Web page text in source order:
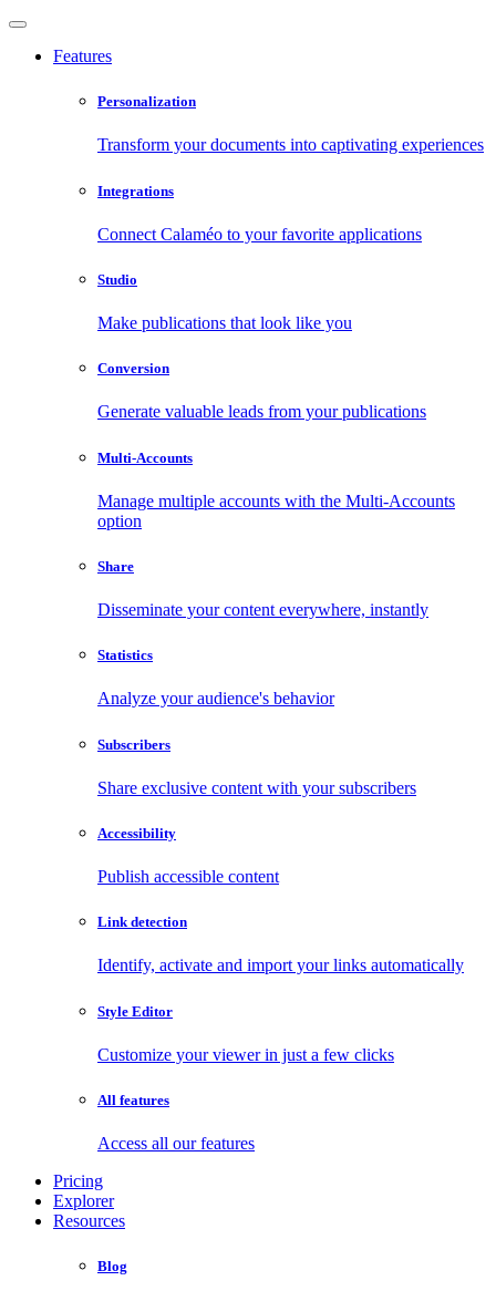
Features
Personalization
Transform your documents into captivating experiences
Integrations
Connect Calaméo to your favorite applications
Studio
Make publications that look like you
Conversion
Generate valuable leads from your publications
Multi-Accounts
Manage multiple accounts with the Multi-Accounts
option
Share
Disseminate your content everywhere, instantly
Statistics
Analyze your audience's behavior
Subscribers
Share exclusive content with your subscribers
Accessibility
Publish accessible content
Link detection
Identify, activate and import your links automatically
Style Editor
Customize your viewer in just a few clicks
All features
Access all our features
Pricing
Explorer
Resources
Blog